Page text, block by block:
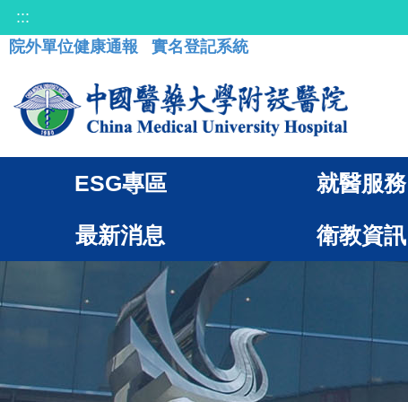
:::
院外單位健康通報
實名登記系統
ESG專區 就醫服務
最新消息 衛教資訊